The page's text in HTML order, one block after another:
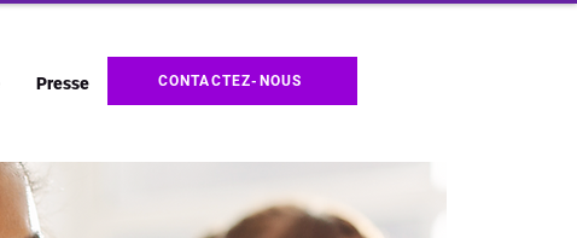
Presse CONTACTEZ-NOUS